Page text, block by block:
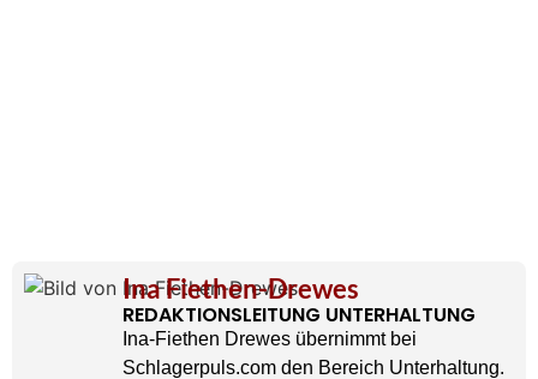
Ina Fiethen-Drewes
REDAKTIONSLEITUNG UNTERHALTUNG
Ina-Fiethen Drewes übernimmt bei
Schlagerpuls.com den Bereich Unterhaltung.